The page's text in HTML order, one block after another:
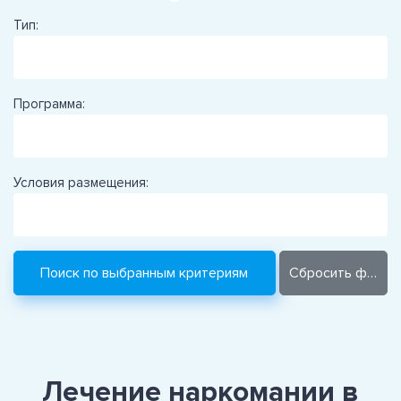
Тип:
Программа:
Условия размещения:
Лечение наркомании в